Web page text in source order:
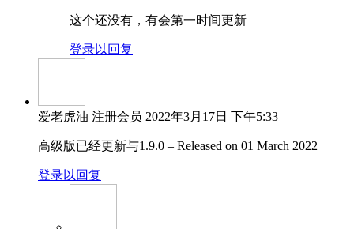
这个还没有，有会第一时间更新
登录以回复
爱老虎油 注册会员 2022年3月17日 下午5:33
高级版已经更新与1.9.0 – Released on 01 March 2022
登录以回复